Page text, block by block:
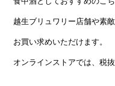
越生ブリュワリー店舗や素
お買い求めいただけます。
オンラインストアでは、税